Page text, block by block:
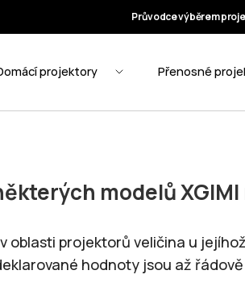
modelů
oblasti projektorů veličina u
hodnoty jsou až